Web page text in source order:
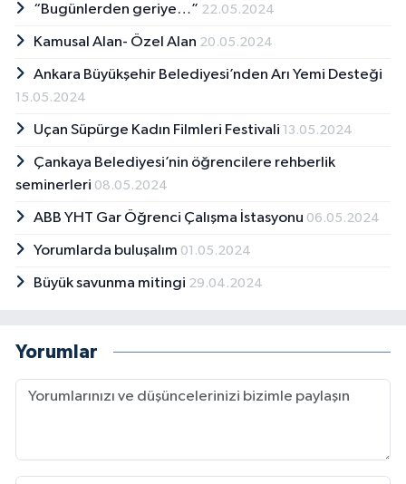
“Bugünlerden geriye…” 22.05.2024
Kamusal Alan- Özel Alan 20.05.2024
Ankara Büyükşehir Belediyesi’nden Arı Yemi Desteği
15.05.2024
Uçan Süpürge Kadın Filmleri Festivali 13.05.2024
Çankaya Belediyesi’nin öğrencilere rehberlik
seminerleri 08.05.2024
ABB YHT Gar Öğrenci Çalışma İstasyonu 06.05.2024
Yorumlarda buluşalım 01.05.2024
Büyük savunma mitingi 29.04.2024
Yorumlar